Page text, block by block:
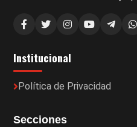
Institucional
Política de Privacidad
Secciones